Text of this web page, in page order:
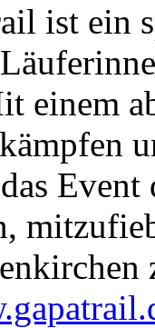
ist ein
einem